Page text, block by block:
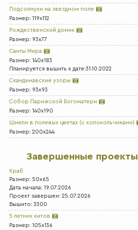
Подсолнухи на звездном поле
Размер: 119x112
Рождественский домик
Размер: 93x77
Санты Мира
Размер: 140x183
Планируется вышить к дате:31.10.2022
Скандинавские узоры
Размер: 93x93
Собор Парижской Богоматери
Размер: 140x190
Шмели в полевых цветах (с колокольчиками)
Размер: 200x244
Завершенные проекты
Краб
Размер: 50x65
Дата начала: 19.07.2026
Проект завершен: 25.07.2026
Вышито: 3300
5 летних китов
Размер: 105x136